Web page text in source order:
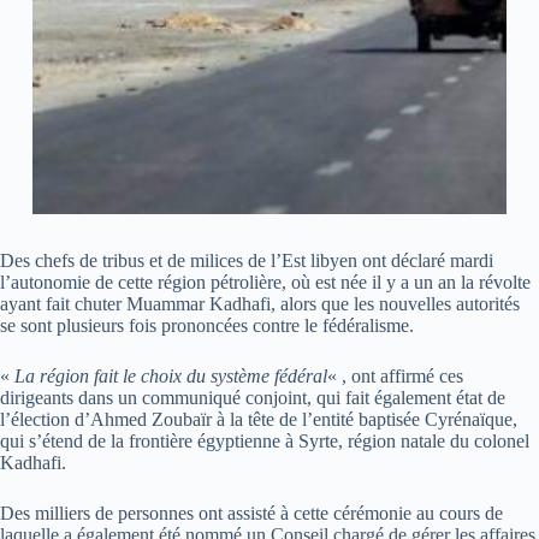
Des chefs de tribus et de milices de l’Est libyen ont déclaré mardi
l’autonomie de cette région pétrolière, où est née il y a un an la révolte
ayant fait chuter Muammar Kadhafi, alors que les nouvelles autorités
se sont plusieurs fois prononcées contre le fédéralisme.
« La région fait le choix du système fédéral« , ont affirmé ces
dirigeants dans un communiqué conjoint, qui fait également état de
l’élection d’Ahmed Zoubaïr à la tête de l’entité baptisée Cyrénaïque,
qui s’étend de la frontière égyptienne à Syrte, région natale du colonel
Kadhafi.
Des milliers de personnes ont assisté à cette cérémonie au cours de